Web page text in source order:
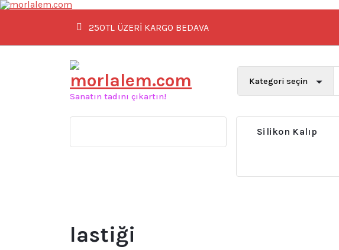
İçeriğe
geç
250TL ÜZERİ KARGO BEDAVA
Sanatın tadını çıkartın!
Silikon Kalıp
lastiği